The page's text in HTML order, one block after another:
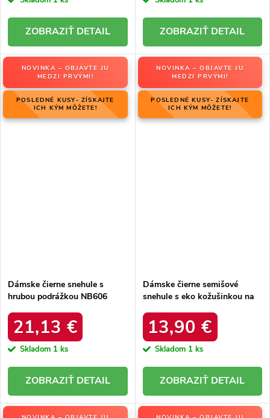
DETAIL DETAIL
NOVINKA – OBJAVTE JU
MEDZI PRVÝMI!
POSLEDNÉ KUSY- ZÍSKAJTE
ICH KÝM MÔŽETE!
Dámske čierne snehule s
hrubou podrážkou NB606
21,13 €
Skladom 1 ks
DETAIL
NOVINKA – OBJAVTE JU
MEDZI PRVÝMI!
POSLEDNÉ KUSY- ZÍSKAJTE
ICH KÝM MÔŽETE!
Dámske čierne semišové
snehule s eko kožušinkou na
BLACK
13,90 €
Skladom 1 ks
DETAIL